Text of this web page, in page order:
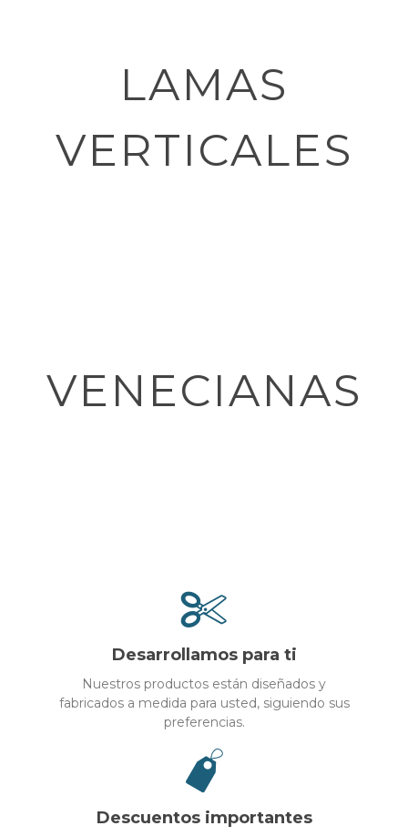
LAMAS
VERTICALES
VENECIANAS
Desarrollamos para ti
Nuestros productos están diseñados y
fabricados a medida para usted, siguiendo sus
preferencias.
Descuentos importantes